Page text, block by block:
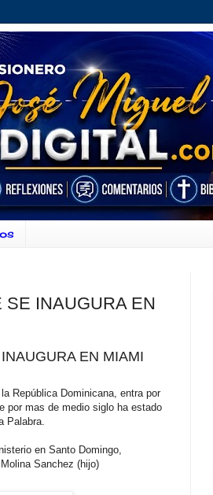
SE INAUGURA EN
EN MIAMI
República Dominicana, entra por
por mas de medio siglo ha estado
Palabra.
en Santo Domingo,
Sanchez (hijo)